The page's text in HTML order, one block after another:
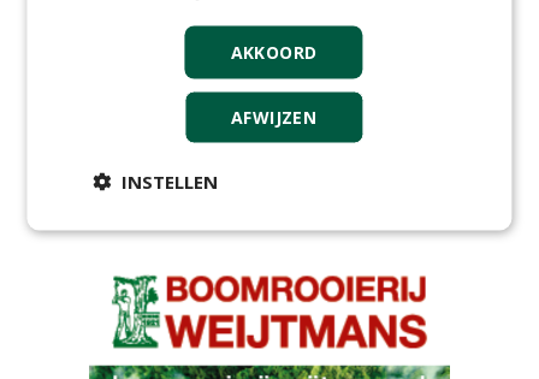
onderhoud terreinen MUMC+ aan Jonkers
Hoveniers, Dolmans Landscaping Group en
dinsdag 4 augustus 2026
Provincie Drenthe gunt bestek 1879;
provincie Drenthe aan Den Held
Boomverzorging.
AKKOORD
AFWIJZEN
INSTELLEN